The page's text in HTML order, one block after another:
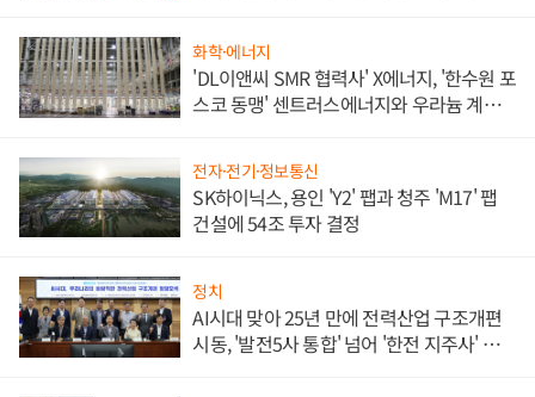
화학·에너지
'DL이앤씨 SMR 협력사' X에너지, '한수원 포
스코 동맹' 센트러스에너지와 우라늄 계약
전자·전기·정보통신
SK하이닉스, 용인 'Y2' 팹과 청주 'M17' 팹
건설에 54조 투자 결정
정치
AI시대 맞아 25년 만에 전력산업 구조개편
시동, '발전5사 통합' 넘어 '한전 지주사' 재편